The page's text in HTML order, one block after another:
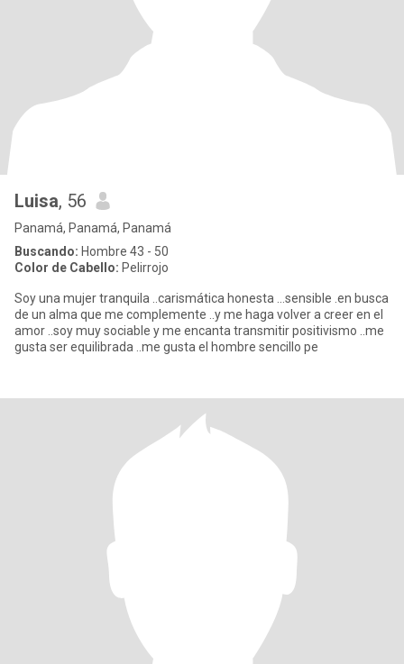
Luisa, 56
Panamá, Panamá, Panamá
Buscando: Hombre 43 - 50
Color de Cabello: Pelirrojo
Soy una mujer tranquila ..carismática honesta ...sensible .en busca
de un alma que me complemente ..y me haga volver a creer en el
amor ..soy muy sociable y me encanta transmitir positivismo ..me
gusta ser equilibrada ..me gusta el hombre sencillo pe